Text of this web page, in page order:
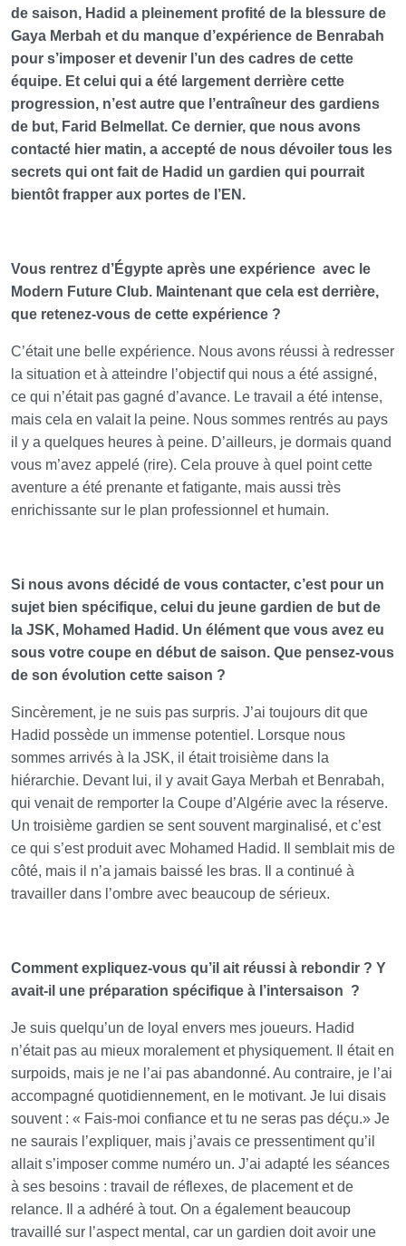
de saison, Hadid a pleinement profité de la blessure de
Gaya Merbah et du manque d’expérience de Benrabah
pour s’imposer et devenir l’un des cadres de cette
équipe. Et celui qui a été largement derrière cette
progression, n’est autre que l’entraîneur des gardiens
de but, Farid Belmellat. Ce dernier, que nous avons
contacté hier matin, a accepté de nous dévoiler tous les
secrets qui ont fait de Hadid un gardien qui pourrait
bientôt frapper aux portes de l’EN.
Vous rentrez d’Égypte après une expérience avec le
Modern Future Club. Maintenant que cela est derrière,
que retenez-vous de cette expérience ?
C’était une belle expérience. Nous avons réussi à redresser
la situation et à atteindre l’objectif qui nous a été assigné,
ce qui n’était pas gagné d’avance. Le travail a été intense,
mais cela en valait la peine. Nous sommes rentrés au pays
il y a quelques heures à peine. D’ailleurs, je dormais quand
vous m’avez appelé (rire). Cela prouve à quel point cette
aventure a été prenante et fatigante, mais aussi très
enrichissante sur le plan professionnel et humain.
Si nous avons décidé de vous contacter, c’est pour un
sujet bien spécifique, celui du jeune gardien de but de
la JSK, Mohamed Hadid. Un élément que vous avez eu
sous votre coupe en début de saison. Que pensez-vous
de son évolution cette saison ?
Sincèrement, je ne suis pas surpris. J’ai toujours dit que
Hadid possède un immense potentiel. Lorsque nous
sommes arrivés à la JSK, il était troisième dans la
hiérarchie. Devant lui, il y avait Gaya Merbah et Benrabah,
qui venait de remporter la Coupe d’Algérie avec la réserve.
Un troisième gardien se sent souvent marginalisé, et c’est
ce qui s’est produit avec Mohamed Hadid. Il semblait mis de
côté, mais il n’a jamais baissé les bras. Il a continué à
travailler dans l’ombre avec beaucoup de sérieux.
Comment expliquez-vous qu’il ait réussi à rebondir ? Y
avait-il une préparation spécifique à l’intersaison ?
Je suis quelqu’un de loyal envers mes joueurs. Hadid
n’était pas au mieux moralement et physiquement. Il était en
surpoids, mais je ne l’ai pas abandonné. Au contraire, je l’ai
accompagné quotidiennement, en le motivant. Je lui disais
souvent : « Fais-moi confiance et tu ne seras pas déçu.» Je
ne saurais l’expliquer, mais j’avais ce pressentiment qu’il
allait s’imposer comme numéro un. J’ai adapté les séances
à ses besoins : travail de réflexes, de placement et de
relance. Il a adhéré à tout. On a également beaucoup
travaillé sur l’aspect mental, car un gardien doit avoir une